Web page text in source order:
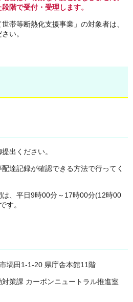
階で受付・受理します。
帯等断熱化支援事業」の対象者は、
さい。
出ください。
達記録が確認できる方法で行ってく
、平日9時00分～17時00分(12時00
す。
塙田1-1-20 県庁舎本館11階
策課 カーボンニュートラル推進室